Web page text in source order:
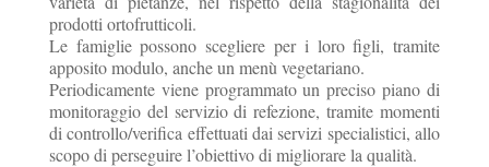
prodotti ortofrutticoli.
Le famiglie possono scegliere per i loro figli, tramite
apposito modulo, anche un menù vegetariano.
Periodicamente viene programmato un preciso piano di
monitoraggio del servizio di refezione, tramite momenti
di controllo/verifica effettuati dai servizi specialistici, allo
scopo di perseguire l’obiettivo di migliorare la qualità.